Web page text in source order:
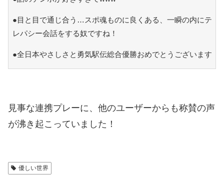
●目と目で通じ合う…スポ魂ものに良くある、一瞬の内にテ
レパシー会話をする奴ですね！
●全日本やさしさと勇気駅伝総合優勝おめでとうございます
見事な連携プレーに、他のユーザーからも称賛の声
が沸き起こっていました！
優しい世界